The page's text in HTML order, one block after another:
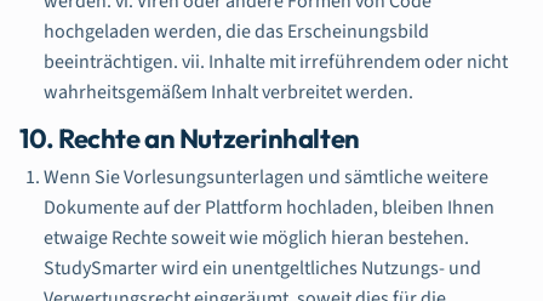
hochgeladen werden, die das Erscheinungsbild
beeinträchtigen. vii. Inhalte mit irreführendem oder nicht
wahrheitsgemäßem Inhalt verbreitet werden.
10. Rechte an Nutzerinhalten
Wenn Sie Vorlesungsunterlagen und sämtliche weitere
Dokumente auf der Plattform hochladen, bleiben Ihnen
etwaige Rechte soweit wie möglich hieran bestehen.
StudySmarter wird ein unentgeltliches Nutzungs- und